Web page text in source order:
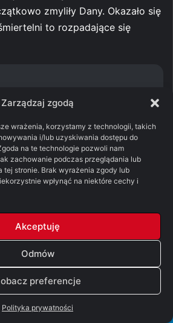
Zarządzaj zgodą
wrażenia, korzystamy z technologii, takich
i/lub uzyskiwania dostępu do
na te technologie pozwoli nam
zachowanie podczas przeglądania lub
tej stronie. Brak wyrażenia zgody lub
wpłynąć na niektóre cechy i
Akceptuję
Odmów
preferencje
Polityka prywatności
zmyliły Dany. Okazało się
to rozpadające się
muszę posłuchać rady
wyprostował się nagle.
powiadają, że z sinych
się jedynie kłamstwa.
tego, kto cię kocha.
to zgorzkniałe istoty,
i piją cienie. Nic ci nie
nic do dania.